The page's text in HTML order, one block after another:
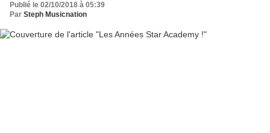
Publié le 02/10/2018 à 05:39
Par Steph Musicnation